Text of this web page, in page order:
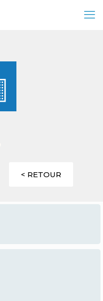
< RETOUR